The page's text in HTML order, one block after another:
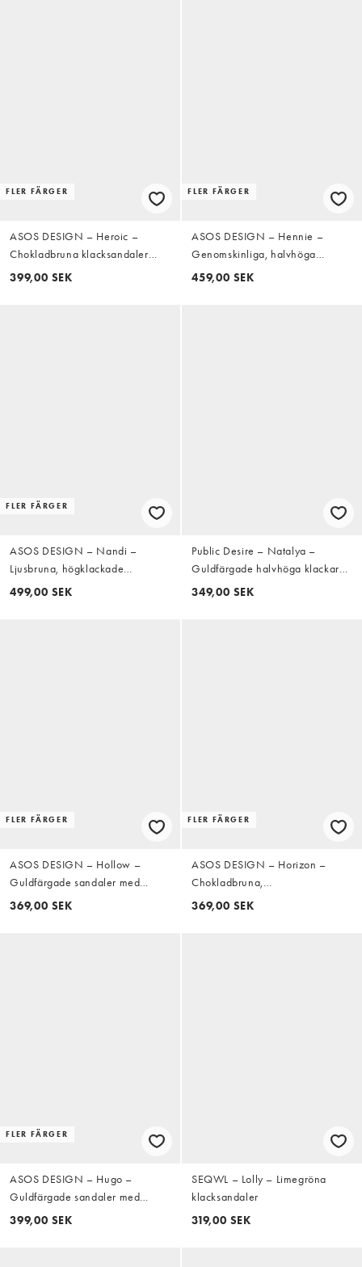
FLER FÄRGER
ASOS DESIGN – Heroic –
Chokladbruna klacksandaler
med smala remmar
399,00 SEK
FLER FÄRGER
ASOS DESIGN – Hennie –
Genomskinliga, halvhöga
kilklackar med två remmar
459,00 SEK
FLER FÄRGER
ASOS DESIGN – Nandi –
Ljusbruna, högklackade
platåsandaler med hälrem
499,00 SEK
Public Desire – Natalya –
Guldfärgade halvhöga klackar
med smala remmar
349,00 SEK
FLER FÄRGER
ASOS DESIGN – Hollow –
Guldfärgade sandaler med
klackar och smala remmar
369,00 SEK
FLER FÄRGER
ASOS DESIGN – Horizon –
Chokladbruna,
krokodilskinnsmönstrade, grova
369,00 SEK
FLER FÄRGER
ASOS DESIGN – Hugo –
Guldfärgade sandaler med
halvhög blockklack och
399,00 SEK
SEQWL – Lolly – Limegröna
klacksandaler
319,00 SEK